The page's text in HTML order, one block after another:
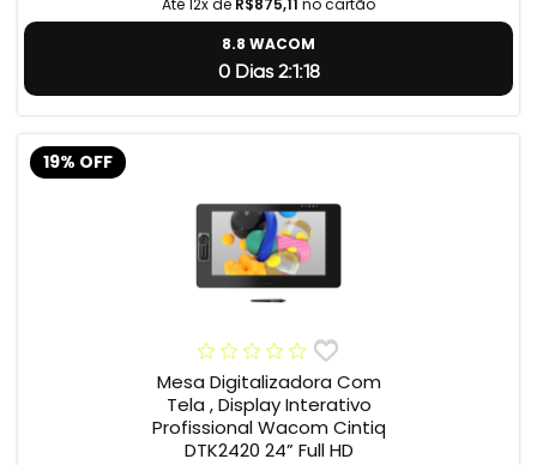
Até 12x de R$875,11 no cartão
8.8 WACOM
0 Dias 2:1:17
19% OFF
Mesa Digitalizadora Com
Tela , Display Interativo
Profissional Wacom Cintiq
DTK2420 24” Full HD